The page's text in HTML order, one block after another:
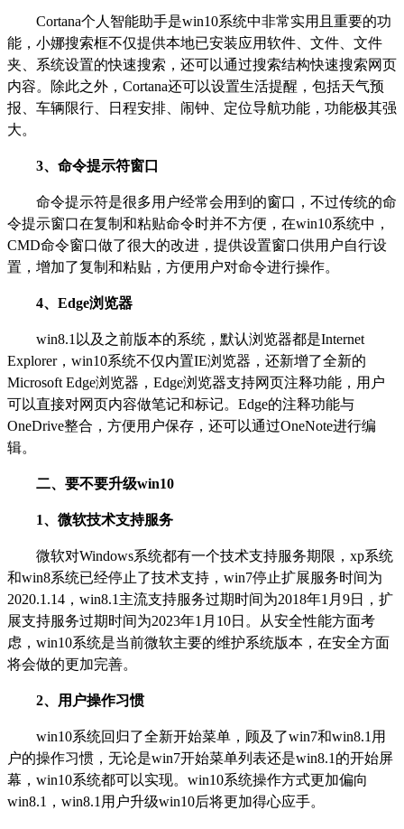
Cortana个人智能助手是win10系统中非常实用且重要的功
能，小娜搜索框不仅提供本地已安装应用软件、文件、文件
夹、系统设置的快速搜索，还可以通过搜索结构快速搜索网页
内容。除此之外，Cortana还可以设置生活提醒，包括天气预
报、车辆限行、日程安排、闹钟、定位导航功能，功能极其强
大。
3、命令提示符窗口
命令提示符是很多用户经常会用到的窗口，不过传统的命
令提示窗口在复制和粘贴命令时并不方便，在win10系统中，
CMD命令窗口做了很大的改进，提供设置窗口供用户自行设
置，增加了复制和粘贴，方便用户对命令进行操作。
4、Edge浏览器
win8.1以及之前版本的系统，默认浏览器都是Internet
Explorer，win10系统不仅内置IE浏览器，还新增了全新的
Microsoft Edge浏览器，Edge浏览器支持网页注释功能，用户
可以直接对网页内容做笔记和标记。Edge的注释功能与
OneDrive整合，方便用户保存，还可以通过OneNote进行编
辑。
二、要不要升级win10
1、微软技术支持服务
微软对Windows系统都有一个技术支持服务期限，xp系统
和win8系统已经停止了技术支持，win7停止扩展服务时间为
2020.1.14，win8.1主流支持服务过期时间为2018年1月9日，扩
展支持服务过期时间为2023年1月10日。从安全性能方面考
虑，win10系统是当前微软主要的维护系统版本，在安全方面
将会做的更加完善。
2、用户操作习惯
win10系统回归了全新开始菜单，顾及了win7和win8.1用
户的操作习惯，无论是win7开始菜单列表还是win8.1的开始屏
幕，win10系统都可以实现。win10系统操作方式更加偏向
win8.1，win8.1用户升级win10后将更加得心应手。